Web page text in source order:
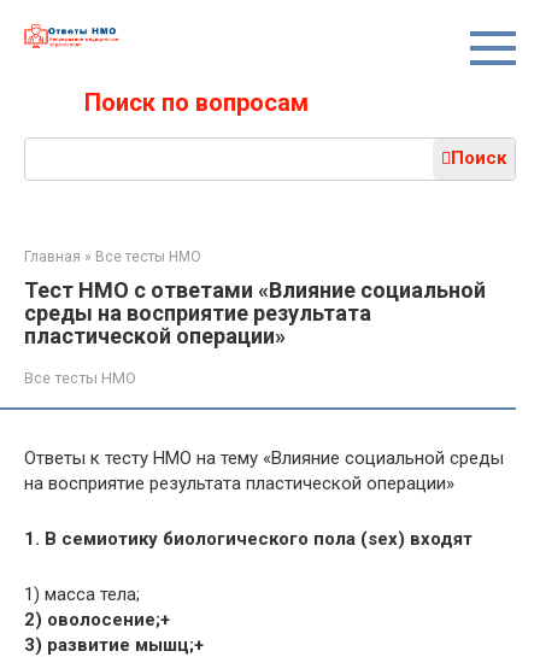
Поиск по вопросам
Поиск
Главная » Все тесты НМО
Тест НМО с ответами «Влияние социальной
среды на восприятие результата
пластической операции»
Все тесты НМО
Ответы к тесту НМО на тему «Влияние социальной среды
на восприятие результата пластической операции»
1. В семиотику биологического пола (sex) входят
1) масса тела;
2) оволосение;+
3) развитие мышц;+